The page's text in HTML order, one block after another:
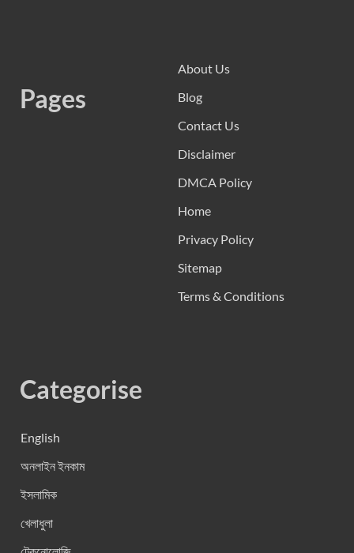
Pages
About Us
Blog
Contact Us
Disclaimer
DMCA Policy
Home
Privacy Policy
Sitemap
Terms & Conditions
Categorise
English
অনলাইন ইনকাম
ইসলামিক
খেলাধুলা